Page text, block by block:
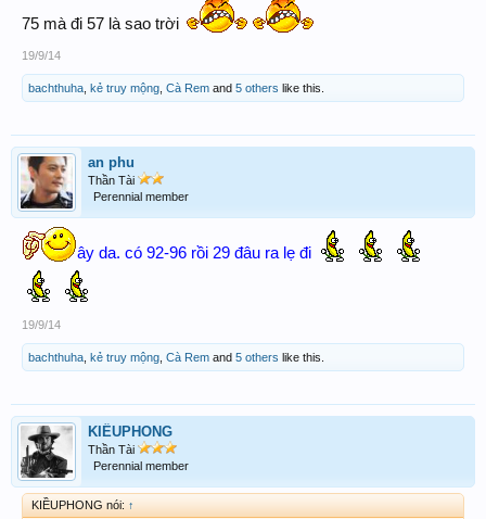
75 mà đi 57 là sao trời
19/9/14
bachthuha kẻ truy mộng Cà Rem and 5 others like this.
an phu
Thần Tài
Perennial member
ây da. có 92-96 rồi 29 đâu ra lẹ đi
19/9/14
bachthuha kẻ truy mộng Cà Rem and 5 others like this.
KIỀUPHONG
Thần Tài
Perennial member
KIỀUPHONG nói: ↑